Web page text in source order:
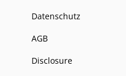
Datenschutz
AGB
Disclosure